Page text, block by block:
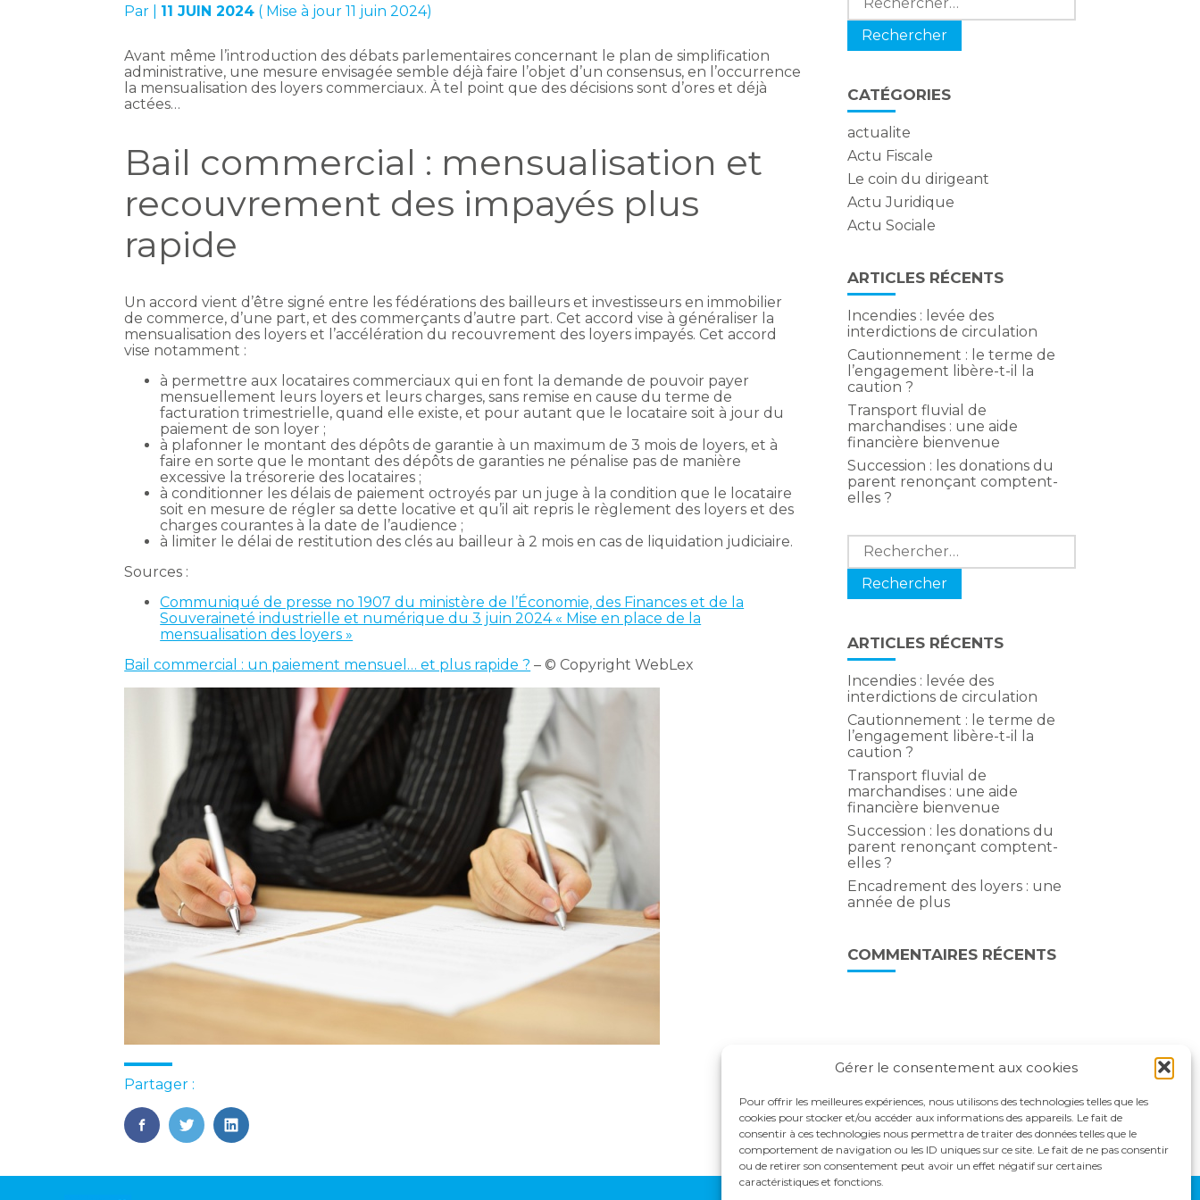
Gérer le consentement aux cookies
Pour offrir les meilleures expériences, nous utilisons des technologies telles que les
cookies pour stocker et/ou accéder aux informations des appareils. Le fait de
consentir à ces technologies nous permettra de traiter des données telles que le
comportement de navigation ou les ID uniques sur ce site. Le fait de ne pas consentir
ou de retirer son consentement peut avoir un effet négatif sur certaines
caractéristiques et fonctions.
Par 11 JUIN 2024 ( Mise à jour 11 juin 2024)
Avant même l’introduction des débats parlementaires concernant le plan de simplification
administrative, une mesure envisagée semble déjà faire l’objet d’un consensus, en l’occurrence
la mensualisation des loyers commerciaux. À tel point que des décisions sont d’ores et déjà
actées…
Bail commercial : mensualisation et
recouvrement des impayés plus
rapide
Un accord vient d’être signé entre les fédérations des bailleurs et investisseurs en immobilier
de commerce, d’une part, et des commerçants d’autre part. Cet accord vise à généraliser la
mensualisation des loyers et l’accélération du recouvrement des loyers impayés. Cet accord
vise notamment :
à permettre aux locataires commerciaux qui en font la demande de pouvoir payer
mensuellement leurs loyers et leurs charges, sans remise en cause du terme de
facturation trimestrielle, quand elle existe, et pour autant que le locataire soit à jour du
paiement de son loyer ;
à plafonner le montant des dépôts de garantie à un maximum de 3 mois de loyers, et à
faire en sorte que le montant des dépôts de garanties ne pénalise pas de manière
excessive la trésorerie des locataires ;
à conditionner les délais de paiement octroyés par un juge à la condition que le locataire
soit en mesure de régler sa dette locative et qu’il ait repris le règlement des loyers et des
charges courantes à la date de l’audience ;
à limiter le délai de restitution des clés au bailleur à 2 mois en cas de liquidation judiciaire.
Sources :
Communiqué de presse no 1907 du ministère de l’Économie, des Finances et de la
Souveraineté industrielle et numérique du 3 juin 2024 « Mise en place de la
mensualisation des loyers »
Bail commercial : un paiement mensuel… et plus rapide ? – © Copyright WebLex
Partager :
FaceBook
TwitterLinkedIn
CATÉGORIES
actualite
Actu Fiscale
Le coin du dirigeant
Actu Juridique
Actu Sociale
ARTICLES RÉCENTS
Incendies : levée des
interdictions de circulation
Cautionnement : le terme de
l’engagement libère-t-il la
caution ?
Transport fluvial de
marchandises : une aide
financière bienvenue
Succession : les donations du
parent renonçant comptent-
elles ?
Rechercher :
ARTICLES RÉCENTS
Incendies : levée des
interdictions de circulation
Cautionnement : le terme de
l’engagement libère-t-il la
caution ?
Transport fluvial de
marchandises : une aide
financière bienvenue
Succession : les donations du
parent renonçant comptent-
elles ?
Encadrement des loyers : une
année de plus
COMMENTAIRES RÉCENTS